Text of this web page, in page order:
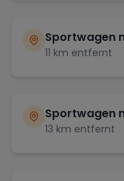
Sportwagen
11 km entfernt
Sportwagen
13 km entfernt